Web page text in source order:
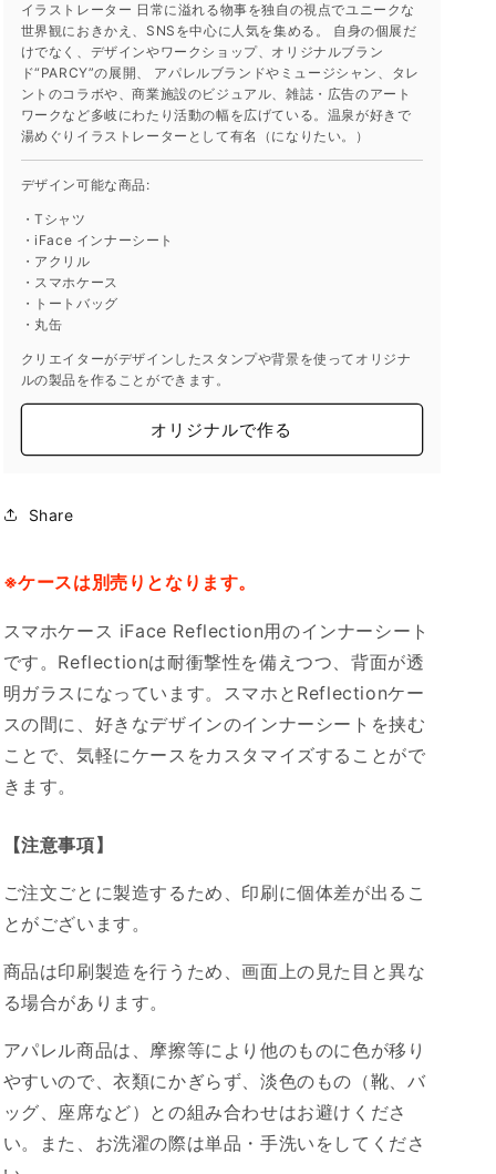
量
を
減
ら
す
量
を
増
や
す
イラストレーター 日常に溢れる物事を独自の視点でユニークな
世界観におきかえ、SNSを中心に人気を集める。 自身の個展だ
けでなく、デザインやワークショップ、オリジナルブラン
ド“PARCY”の展開、 アパレルブランドやミュージシャン、タレ
ントのコラボや、商業施設のビジュアル、雑誌・広告のアート
ワークなど多岐にわたり活動の幅を広げている。温泉が好きで
湯めぐりイラストレーターとして有名（になりたい。）
デザイン可能な商品:
・Tシャツ
・iFace インナーシート
・アクリル
・スマホケース
・トートバッグ
・丸缶
クリエイターがデザインしたスタンプや背景を使ってオリジナ
ルの製品を作ることができます。
オリジナルで作る
Share
※ケースは別売りとなります。
スマホケース iFace Reflection用のインナーシート
です。Reflectionは耐衝撃性を備えつつ、背面が透
明ガラスになっています。スマホとReflectionケー
スの間に、好きなデザインのインナーシートを挟む
ことで、気軽にケースをカスタマイズすることがで
きます。
【注意事項】
ご注文ごとに製造するため、印刷に個体差が出るこ
とがございます。
商品は印刷製造を行うため、画面上の見た目と異な
る場合があります。
アパレル商品は、摩擦等により他のものに色が移り
やすいので、衣類にかぎらず、淡色のもの（靴、バ
ッグ、座席など）との組み合わせはお避けくださ
い。また、お洗濯の際は単品・手洗いをしてくださ